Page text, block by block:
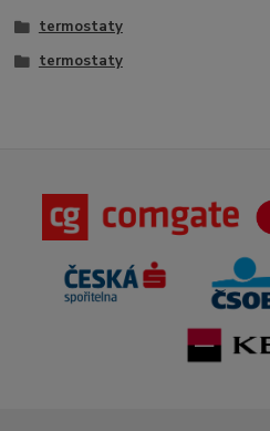
termostaty
termostaty